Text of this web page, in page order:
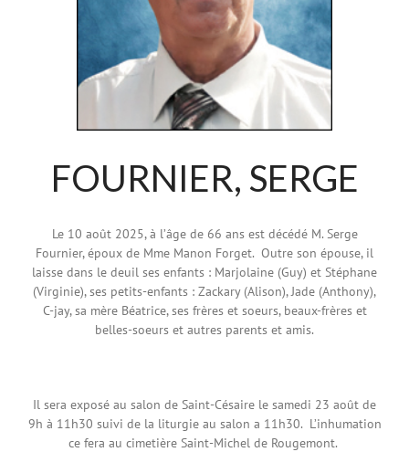
FOURNIER, SERGE
Le 10 août 2025, à l’âge de 66 ans est décédé M. Serge
Fournier, époux de Mme Manon Forget. Outre son épouse, il
laisse dans le deuil ses enfants : Marjolaine (Guy) et Stéphane
(Virginie), ses petits-enfants : Zackary (Alison), Jade (Anthony),
C-jay, sa mère Béatrice, ses frères et soeurs, beaux-frères et
belles-soeurs et autres parents et amis.
Il sera exposé au salon de Saint-Césaire le samedi 23 août de
9h à 11h30 suivi de la liturgie au salon a 11h30. L’inhumation
ce fera au cimetière Saint-Michel de Rougemont.